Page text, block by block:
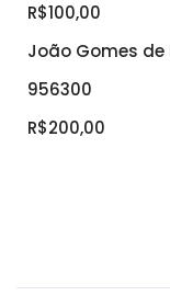
R$100,00
João Gomes
956300
R$200,00